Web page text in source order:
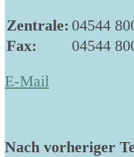
Zentrale: 04544
Fax:
04544
E-Mail
Nach vorheriger